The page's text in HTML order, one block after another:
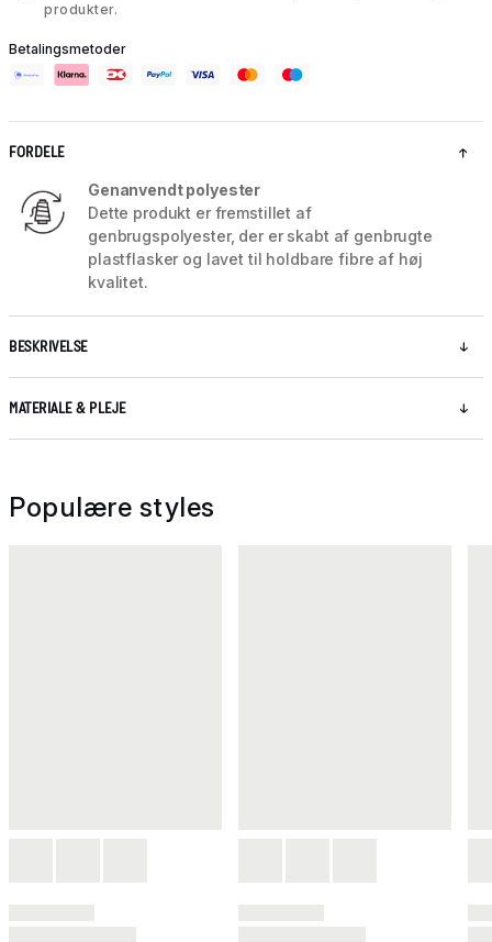
produkter.
Betalingsmetoder
FORDELE
Genanvendt polyester
Dette produkt er fremstillet af
genbrugspolyester, der er skabt af genbrugte
plastflasker og lavet til holdbare fibre af høj
kvalitet.
BESKRIVELSE
MATERIALE & PLEJE
Populære styles